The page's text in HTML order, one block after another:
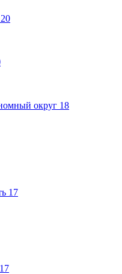
20
округ 18
17
17